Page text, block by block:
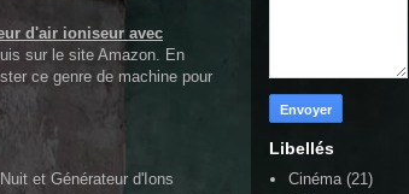
d'air ioniseur avec
sur le site Amazon. En
ce genre de machine pour
et Générateur d'Ions
Libellés
Cinéma (21)